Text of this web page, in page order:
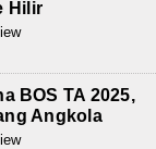
Hilir
BOS TA 2025,
Angkola